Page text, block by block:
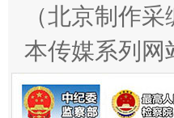
（北京制作采
本传媒系列网